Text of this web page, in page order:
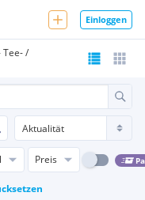
Einloggen
Tee- /
Preis